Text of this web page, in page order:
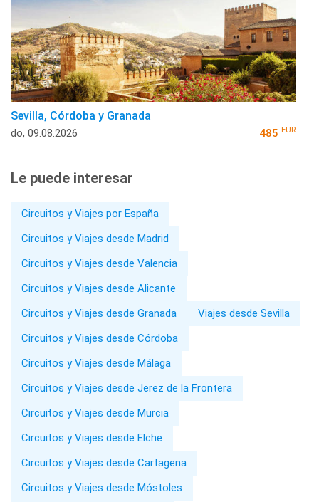
Sevilla, Córdoba y Granada
do, 09.08.2026 485 EUR
Le puede interesar
Circuitos y Viajes por España
Circuitos y Viajes desde Madrid
Circuitos y Viajes desde Valencia
Circuitos y Viajes desde Alicante
Circuitos y Viajes desde Granada
Viajes desde Sevilla
Circuitos y Viajes desde Córdoba
Circuitos y Viajes desde Málaga
Circuitos y Viajes desde Jerez de la Frontera
Circuitos y Viajes desde Murcia
Circuitos y Viajes desde Elche
Circuitos y Viajes desde Cartagena
Circuitos y Viajes desde Móstoles